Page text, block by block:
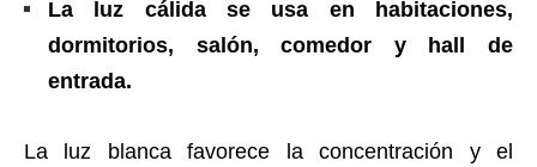
La luz cálida se usa en habitaciones,
dormitorios, salón, comedor y hall de
entrada.
La luz blanca favorece la concentración y el